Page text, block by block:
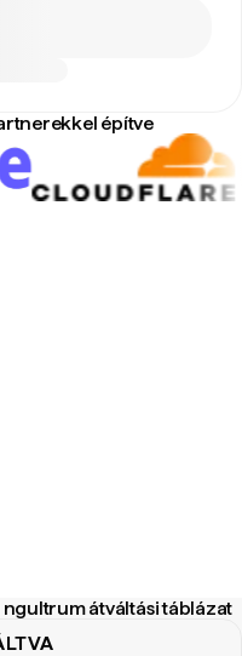
építve
átváltási táblázat